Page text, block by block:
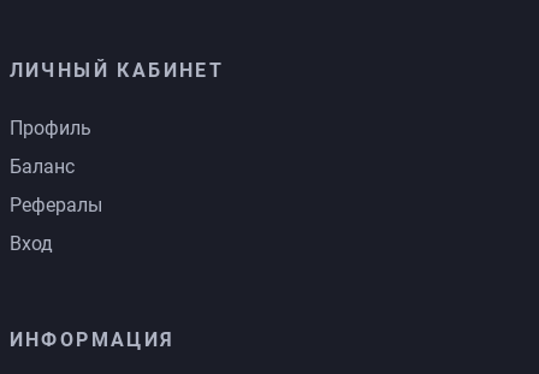
ЛИЧНЫЙ КАБИНЕТ
Профиль
Баланс
Рефералы
Вход
ИНФОРМАЦИЯ